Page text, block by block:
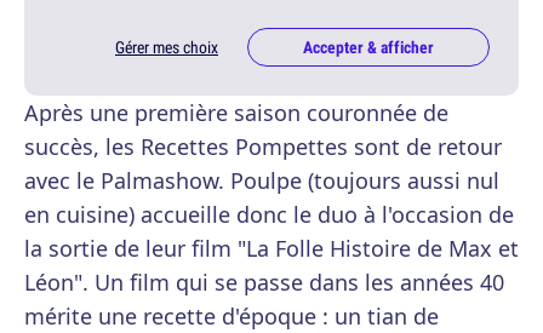
Gérer mes choix Accepter & afficher
Après une première saison couronnée de
succès, les Recettes Pompettes sont de retour
avec le Palmashow. Poulpe (toujours aussi nul
en cuisine) accueille donc le duo à l'occasion de
la sortie de leur film "La Folle Histoire de Max et
Léon". Un film qui se passe dans les années 40
mérite une recette d'époque : un tian de